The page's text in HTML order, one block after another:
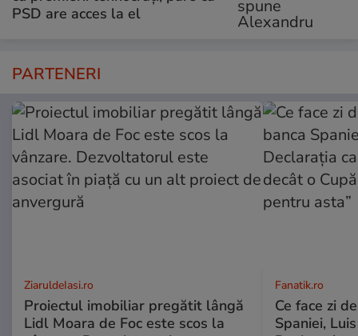
PSD are acces la el
PARTENERI
ZiaruldeIasi.ro
Proiectul imobiliar pregătit lângă
Lidl Moara de Foc este scos la
Fanatik.ro
Ce face zi
Spaniei,